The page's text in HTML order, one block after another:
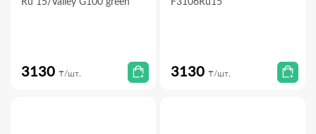
3130 ₸/шт. 3130 ₸/шт.